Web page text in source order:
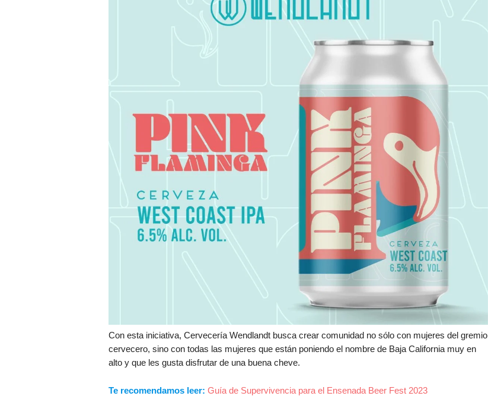
Con esta iniciativa, Cervecería Wendlandt busca crear comunidad no sólo con mujeres del gremio
cervecero, sino con todas las mujeres que están poniendo el nombre de Baja California muy en
alto y que les gusta disfrutar de una buena cheve.
Te recomendamos leer: Guía de Supervivencia para el Ensenada Beer Fest 2023